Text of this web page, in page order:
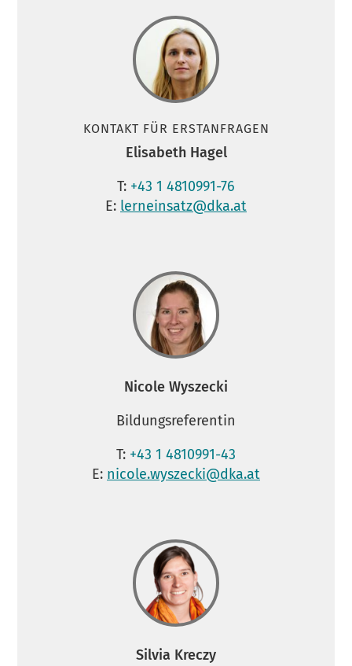
KONTAKT FÜR ERSTANFRAGEN
Elisabeth Hagel
T: +43 1 4810991-76
E: lerneinsatz@dka.at
Nicole Wyszecki
Bildungsreferentin
T: +43 1 4810991-43
E: nicole.wyszecki@dka.at
Silvia Kreczy